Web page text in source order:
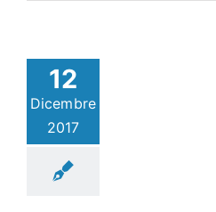
12
Dicembre
2017